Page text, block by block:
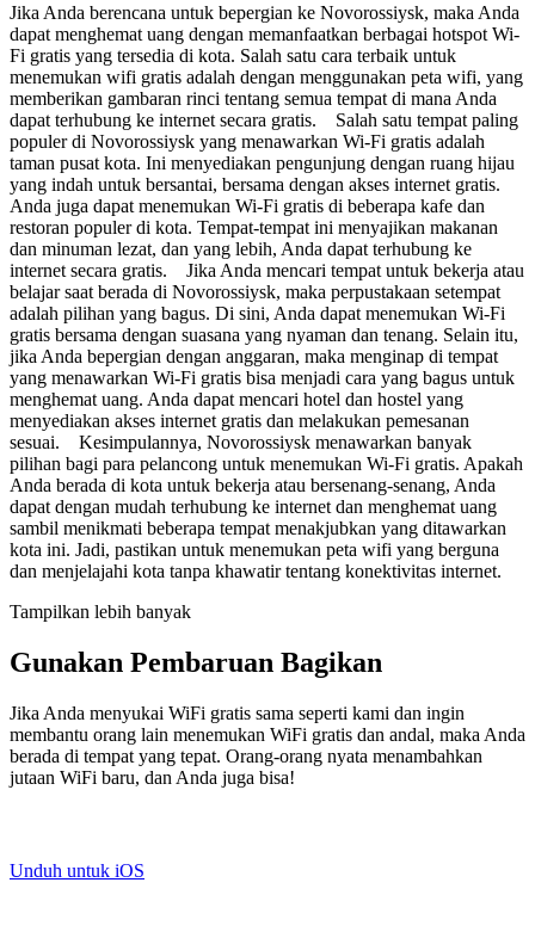
Jika Anda berencana untuk bepergian ke Novorossiysk, maka Anda
dapat menghemat uang dengan memanfaatkan berbagai hotspot Wi-
Fi gratis yang tersedia di kota. Salah satu cara terbaik untuk
menemukan wifi gratis adalah dengan menggunakan peta wifi, yang
memberikan gambaran rinci tentang semua tempat di mana Anda
dapat terhubung ke internet secara gratis. Salah satu tempat paling
populer di Novorossiysk yang menawarkan Wi-Fi gratis adalah
taman pusat kota. Ini menyediakan pengunjung dengan ruang hijau
yang indah untuk bersantai, bersama dengan akses internet gratis.
Anda juga dapat menemukan Wi-Fi gratis di beberapa kafe dan
restoran populer di kota. Tempat-tempat ini menyajikan makanan
dan minuman lezat, dan yang lebih, Anda dapat terhubung ke
internet secara gratis. Jika Anda mencari tempat untuk bekerja atau
belajar saat berada di Novorossiysk, maka perpustakaan setempat
adalah pilihan yang bagus. Di sini, Anda dapat menemukan Wi-Fi
gratis bersama dengan suasana yang nyaman dan tenang. Selain itu,
jika Anda bepergian dengan anggaran, maka menginap di tempat
yang menawarkan Wi-Fi gratis bisa menjadi cara yang bagus untuk
menghemat uang. Anda dapat mencari hotel dan hostel yang
menyediakan akses internet gratis dan melakukan pemesanan
sesuai. Kesimpulannya, Novorossiysk menawarkan banyak
pilihan bagi para pelancong untuk menemukan Wi-Fi gratis. Apakah
Anda berada di kota untuk bekerja atau bersenang-senang, Anda
dapat dengan mudah terhubung ke internet dan menghemat uang
sambil menikmati beberapa tempat menakjubkan yang ditawarkan
kota ini. Jadi, pastikan untuk menemukan peta wifi yang berguna
dan menjelajahi kota tanpa khawatir tentang konektivitas internet.
Tampilkan lebih banyak
Gunakan Pembaruan Bagikan
Jika Anda menyukai WiFi gratis sama seperti kami dan ingin
membantu orang lain menemukan WiFi gratis dan andal, maka Anda
berada di tempat yang tepat. Orang-orang nyata menambahkan
jutaan WiFi baru, dan Anda juga bisa!
Unduh untuk iOS